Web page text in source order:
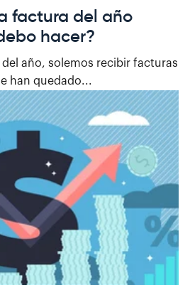
factura del año
hacer?
año, solemos recibir facturas
han quedado...